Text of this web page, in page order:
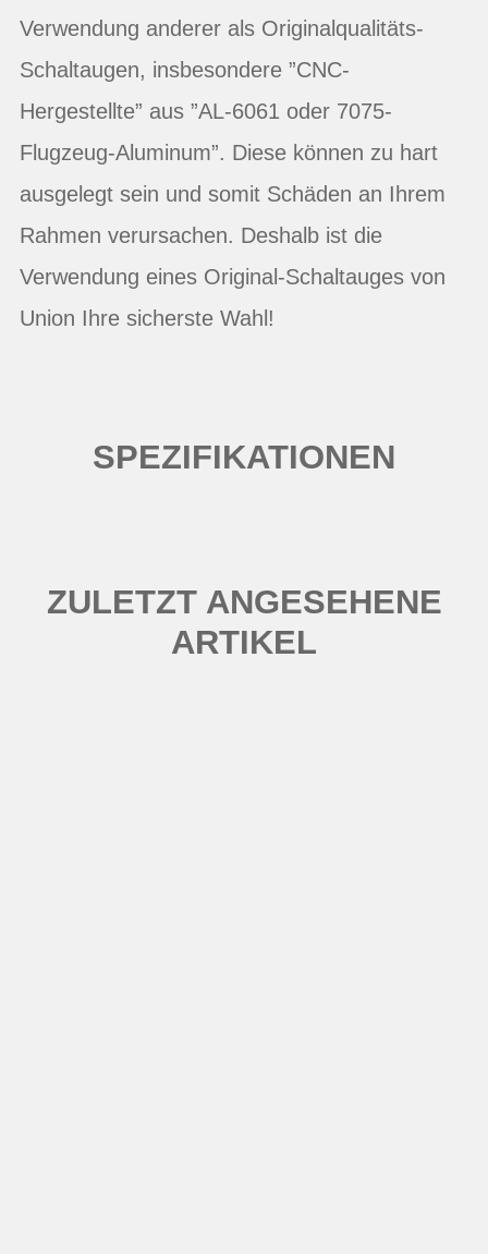
Verwendung anderer als Originalqualitäts-
Schaltaugen, insbesondere ”CNC-
Hergestellte” aus ”AL-6061 oder 7075-
Flugzeug-Aluminum”. Diese können zu hart
ausgelegt sein und somit Schäden an Ihrem
Rahmen verursachen. Deshalb ist die
Verwendung eines Original-Schaltauges von
Union Ihre sicherste Wahl!
SPEZIFIKATIONEN
ZULETZT ANGESEHENE
ARTIKEL